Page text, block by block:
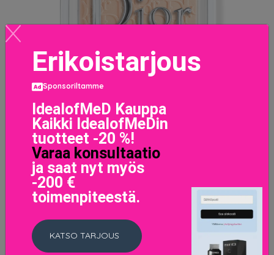
Backstage Face & Body Powder-No-Powder 0 Neutral
42.5 EUR
LISÄTIETOJA
Erikoistarjous
Sponsoriltamme
IdealofMeD Kauppa
Kaikki IdealofMeDin
tuotteet -20 %!
Varaa konsultaatio
ja saat nyt myös
-200 €
toimenpiteestä.
KATSO TARJOUS